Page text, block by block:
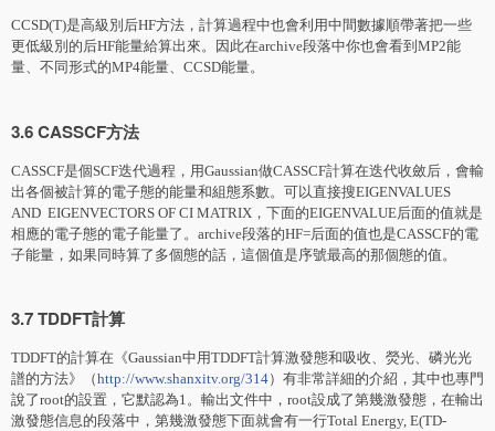
CCSD(T)是高級別后HF方法，計算過程中也會利用中間數據順帶著把一些
更低級別的后HF能量給算出來。因此在archive段落中你也會看到MP2能
量、不同形式的MP4能量、CCSD能量。
3.6 CASSCF方法
CASSCF是個SCF迭代過程，用Gaussian做CASSCF計算在迭代收斂后，會輸
出各個被計算的電子態的能量和組態系數。可以直接搜EIGENVALUES
AND EIGENVECTORS OF CI MATRIX，下面的EIGENVALUE后面的值就是
相應的電子態的電子能量了。archive段落的HF=后面的值也是CASSCF的電
子能量，如果同時算了多個態的話，這個值是序號最高的那個態的值。
3.7 TDDFT計算
TDDFT的計算在《Gaussian中用TDDFT計算激發態和吸收、熒光、磷光光
譜的方法》（http://www.shanxitv.org/314）有非常詳細的介紹，其中也專門
說了root的設置，它默認為1。輸出文件中，root設成了第幾激發態，在輸出
激發態信息的段落中，第幾激發態下面就會有一行Total Energy, E(TD-